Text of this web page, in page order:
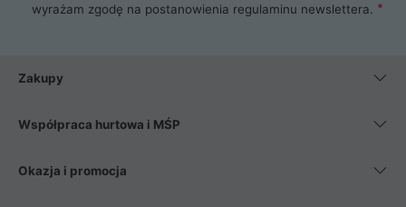
wyrażam zgodę na postanowienia regulaminu newslettera.
Zakupy
Współpraca hurtowa i MŚP
Okazja i promocja